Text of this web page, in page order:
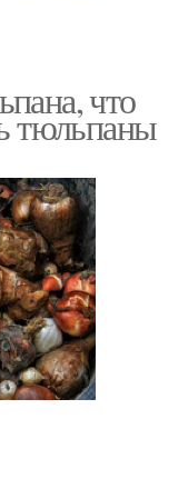
что
тюльпаны